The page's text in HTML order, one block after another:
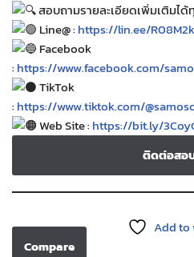
สอบถามรายละเอียดเพิ่มเติมได้
Line@ : https://lin.ee/
Facebook
: https://www.facebook.com/
TikTok
: https://www.tiktok.com/
Web Site : https://bit.ly/
ติดต่อสอ
Add to
Compare